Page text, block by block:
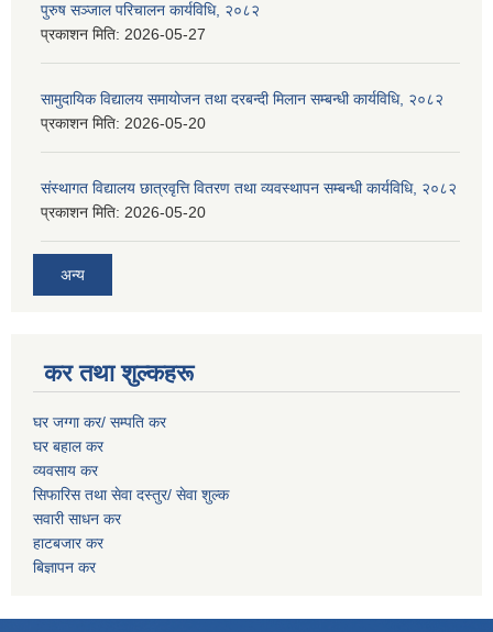
पुरुष सञ्जाल परिचालन कार्यविधि, २०८२
प्रकाशन मिति: 2026-05-27
सामुदायिक विद्यालय समायोजन तथा दरबन्दी मिलान सम्बन्धी कार्यविधि, २०८२
प्रकाशन मिति: 2026-05-20
संस्थागत विद्यालय छात्रवृत्ति वितरण तथा व्यवस्थापन सम्बन्धी कार्यविधि, २०८२
प्रकाशन मिति: 2026-05-20
अन्य
कर तथा शुल्कहरू
घर जग्गा कर/ सम्पति कर
घर बहाल कर
व्यवसाय कर
सिफारिस तथा सेवा दस्तुर/ सेवा शुल्क
सवारी साधन कर
हाटबजार कर
बिज्ञापन कर